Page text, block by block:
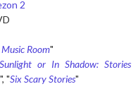
2
Music Room"
or In Shadow: Stories
", "Six Scary Stories"